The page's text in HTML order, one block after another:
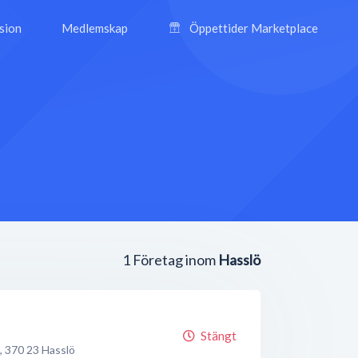
Medlemskap Öppettider Marketplace
1 Företag inom Hasslö
, 370 23 Hasslö
Stängt